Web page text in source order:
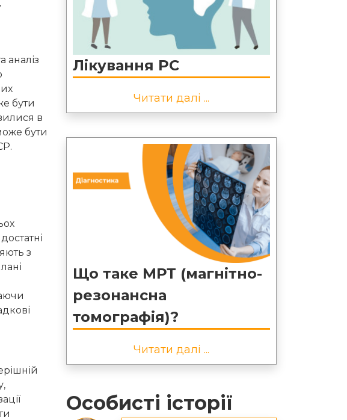
аналіз
бути
в
бути
з
Лікування РС
Читати далі ...
Що таке МРТ (магнітно-
резонансна
томографія)?
Читати далі ...
Особисті історії